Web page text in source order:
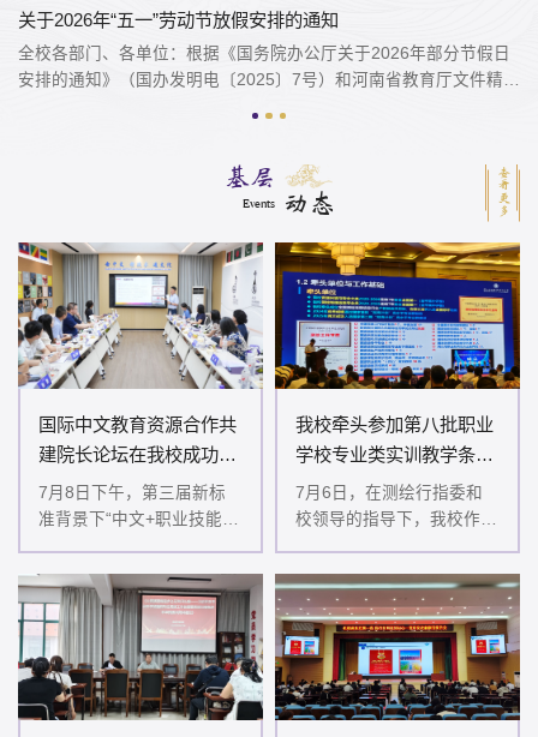
竞...
黄河水利职业技术大学学习交流群综合情况月报第4期
基层
Events 动态 查看更多
国际中文教育资源合作共
建院长论坛在我校成功举
办
7月8日下午，第三届新标
准背景下“中文+职业技能”
“国际中文教育资源合作共
建院长论坛”在黄河水利...
我校牵头参加第八批职业
学校专业类实训教学条件
建设标准研制...
7月6日，在测绘行指委和
校领导的指导下，我校作为
学条件建设标准牵头单位，
联合全国测绘地理信息行...
河南日报客户端 | 2026.06.01
河南日报客户端：黄河水利职业技术大学领导在“职本前沿”学术
年会上作...